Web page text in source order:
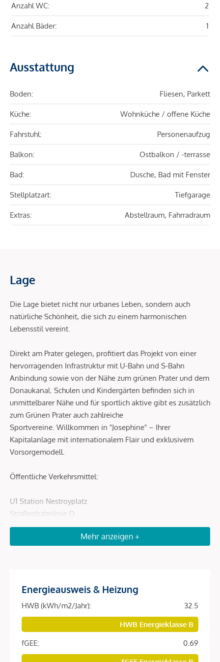
Anzahl WC: 2
Anzahl Bäder: 1
Ausstattung
Boden: Fliesen, Parkett
Küche: Wohnküche / offene Küche
Fahrstuhl: Personenaufzug
Balkon: Ostbalkon / -terrasse
Bad: Dusche, Bad mit Fenster
Stellplatzart: Tiefgarage
Extras: Abstellraum, Fahrradraum
Lage
Die Lage bietet nicht nur urbanes Leben, sondern auch
natürliche Schönheit, die sich zu einem harmonischen
Lebensstil vereint.
Direkt am Prater gelegen, profitiert das Projekt von einer
hervorragenden Infrastruktur mit U-Bahn und S-Bahn
Anbindung sowie von der Nähe zum grünen Prater und dem
Donaukanal. Schulen und Kindergärten befinden sich in
unmittelbarer Nähe und für sportlich aktive gibt es zusätzlich
zum Grünen Prater auch zahlreiche
Sportvereine. Willkommen in "Josephine" – Ihrer
Kapitalanlage mit internationalem Flair und exklusivem
Vorsorgemodell.
Öffentliche Verkehrsmittel:
U1 Station Nestroyplatz
Straßenbahnlinie O
Buslinien 80A, N29, N81
Willkommen zum exklusiven Kapitalanlageprojekt
Flair und Blick direkt zum Prater!
An einer sensationellen Lage entstehen insgesamt 62
Eigentumswohnungen mit Wohnflächen zwischen 32m² und
112m², perfekt für ein internationales Publikum. Jede Einheit
Mehr anzeigen +
Energieausweis & Heizung
HWB (kWh/m2/Jahr):
32.5
HWB Energieklasse B
fGEE:
0.69